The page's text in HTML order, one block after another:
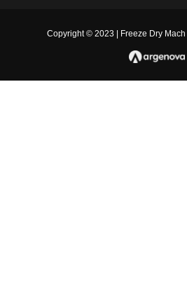
Copyright © 2023 | Freeze Dry Mach